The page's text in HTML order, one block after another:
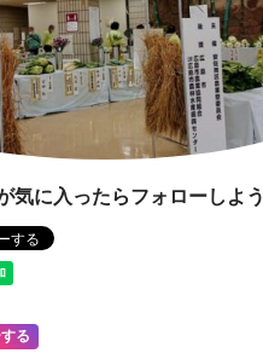
気に入ったらフォローしよう
る